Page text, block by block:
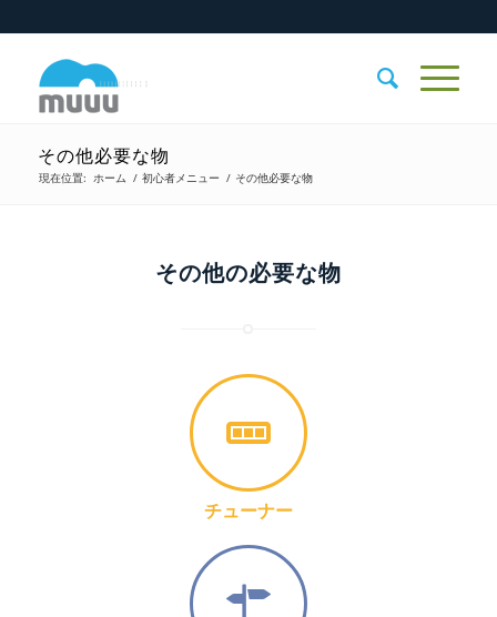
その他必要な物
現在位置: ホーム / 初心者メニュー / その他必要な物
その他の必要な物
チューナー